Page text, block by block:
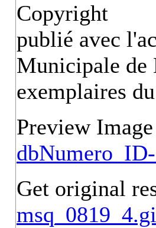
Copyright
publié avec
Municipale de
exemplaires
Preview Image
Get original